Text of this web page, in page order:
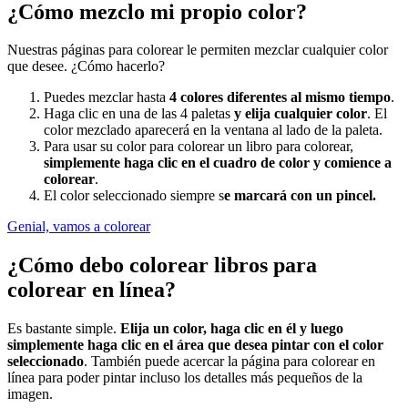
¿Cómo mezclo mi propio color?
Nuestras páginas para colorear le permiten mezclar cualquier color
que desee. ¿Cómo hacerlo?
Puedes mezclar hasta 4 colores diferentes al mismo tiempo.
Haga clic en una de las 4 paletas y elija cualquier color. El
color mezclado aparecerá en la ventana al lado de la paleta.
Para usar su color para colorear un libro para colorear,
simplemente haga clic en el cuadro de color y comience a
colorear.
El color seleccionado siempre se marcará con un pincel.
Genial, vamos a colorear
¿Cómo debo colorear libros para
colorear en línea?
Es bastante simple. Elija un color, haga clic en él y luego
simplemente haga clic en el área que desea pintar con el color
seleccionado. También puede acercar la página para colorear en
línea para poder pintar incluso los detalles más pequeños de la
imagen.